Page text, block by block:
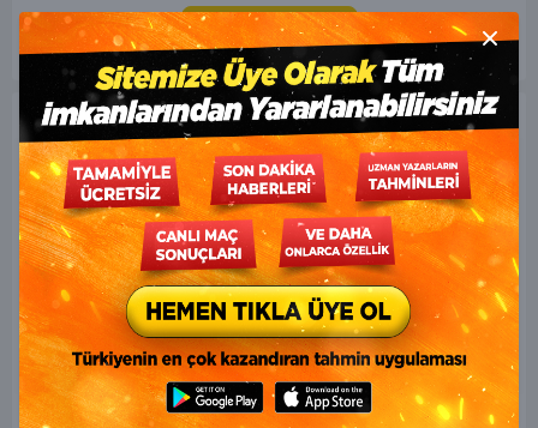
Zenit'in ev sahibi avantajı ve daha tecrübeli kadrosu göz önüne
alındığında, maçın genel seyri Zenit'in kontrolünde geçebilir. Bu faktörlerle
birlikte, Zenit'in net bir galibiyete ulaşması olası görünüyor.
Tahmini İncele
Dinamo Moscow Makhachkala İddaa Maç
Close